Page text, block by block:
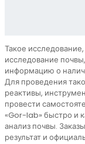
Такое
исследование
информацию о
Для проведения
реактивы,
провести
«Gor-lab» быстро и
анализ почвы.
результат и